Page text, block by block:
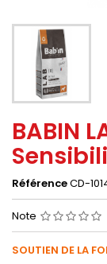
BABIN
RéférenceCD-
Note
SOUTIEN DE LA